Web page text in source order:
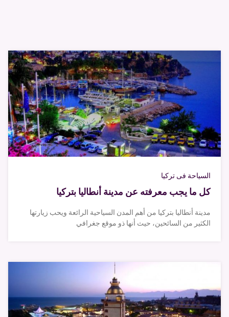
السياحة فى تركيا
كل ما يجب معرفته عن مدينة أنطاليا بتركيا
مدينة أنطاليا بتركيا من أهم المدن السياحية الرائعة ويحب زيارتها
الكثير من السائحين، حيث أنها ذو موقع جغرافي